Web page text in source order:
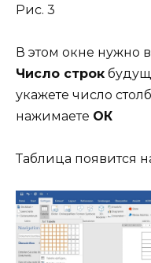
Рис. 3
В этом окне нужно
Число строк
укажете число
нажимаете ОК
Таблица появится